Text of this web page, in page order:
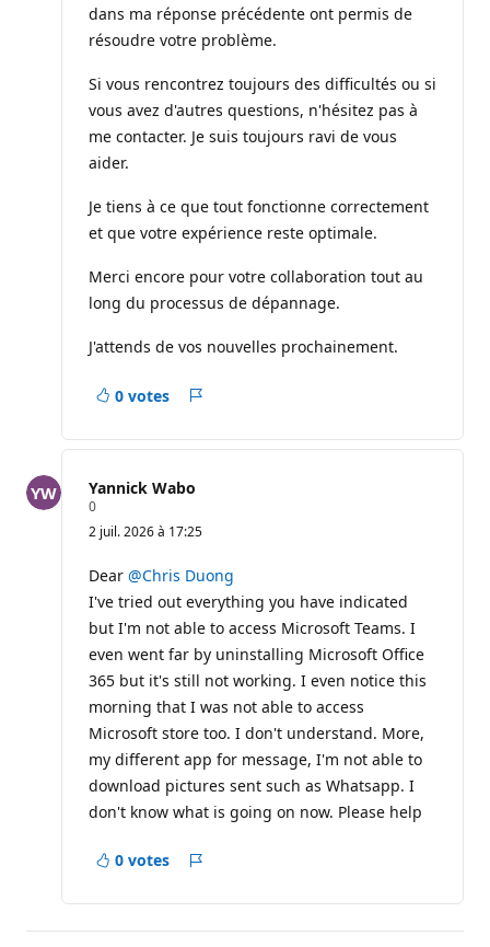
dans ma réponse précédente ont permis de
résoudre votre problème.
Si vous rencontrez toujours des difficultés ou si
vous avez d'autres questions, n'hésitez pas à
me contacter. Je suis toujours ravi de vous
aider.
Je tiens à ce que tout fonctionne correctement
et que votre expérience reste optimale.
Merci encore pour votre collaboration tout au
long du processus de dépannage.
J'attends de vos nouvelles prochainement.
0 votes
Yannick Wabo
0P
o
i
t
s
d
r
é
u
t
a
t
o
n
2 juil. 2026 à 17:25
Dear @Chris Duong
I've tried out everything you have indicated
but I'm not able to access Microsoft Teams. I
even went far by uninstalling Microsoft Office
365 but it's still not working. I even notice this
morning that I was not able to access
Microsoft store too. I don't understand. More,
my different app for message, I'm not able to
download pictures sent such as Whatsapp. I
don't know what is going on now. Please help
0 votes